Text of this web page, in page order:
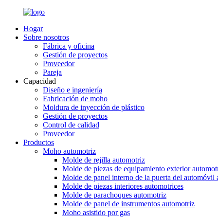
Hogar
Sobre nosotros
Fábrica y oficina
Gestión de proyectos
Proveedor
Pareja
Capacidad
Diseño e ingeniería
Fabricación de moho
Moldura de inyección de plástico
Gestión de proyectos
Control de calidad
Proveedor
Productos
Moho automotriz
Molde de rejilla automotriz
Molde de piezas de equipamiento exterior
Molde de panel interno de la puerta del automóvil
Molde de piezas interiores automotrices
Molde de parachoques automotriz
Molde de panel de instrumentos automotriz
Moho asistido por gas